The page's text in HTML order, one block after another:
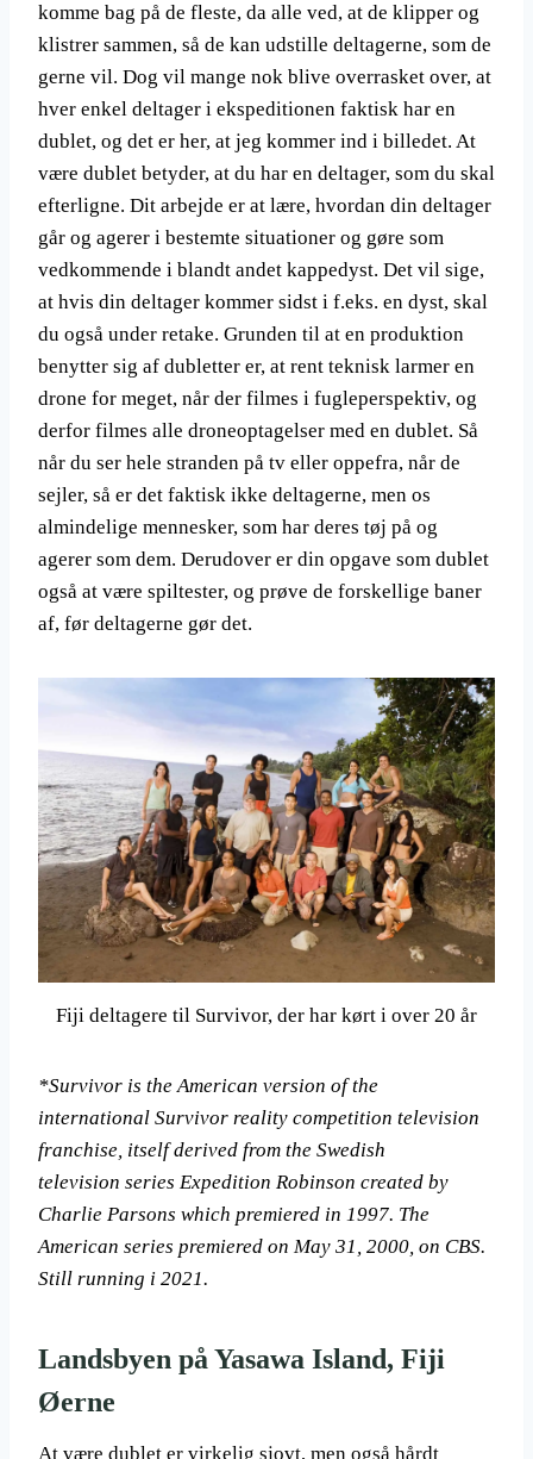
komme bag på de fleste, da alle ved, at de klipper og
klistrer sammen, så de kan udstille deltagerne, som de
gerne vil. Dog vil mange nok blive overrasket over, at
hver enkel deltager i ekspeditionen faktisk har en
dublet, og det er her, at jeg kommer ind i billedet. At
være dublet betyder, at du har en deltager, som du skal
efterligne. Dit arbejde er at lære, hvordan din deltager
går og agerer i bestemte situationer og gøre som
vedkommende i blandt andet kappedyst. Det vil sige,
at hvis din deltager kommer sidst i f.eks. en dyst, skal
du også under retake. Grunden til at en produktion
benytter sig af dubletter er, at rent teknisk larmer en
drone for meget, når der filmes i fugleperspektiv, og
derfor filmes alle droneoptagelser med en dublet. Så
når du ser hele stranden på tv eller oppefra, når de
sejler, så er det faktisk ikke deltagerne, men os
almindelige mennesker, som har deres tøj på og
agerer som dem. Derudover er din opgave som dublet
også at være spiltester, og prøve de forskellige baner
af, før deltagerne gør det.
Fiji deltagere til Survivor, der har kørt i over 20 år
*Survivor is the American version of the
international Survivor reality competition television
franchise, itself derived from the Swedish
television series Expedition Robinson created by
Charlie Parsons which premiered in 1997. The
American series premiered on May 31, 2000, on CBS.
Still running i 2021.
Landsbyen på Yasawa Island, Fiji
Øerne
At være dublet er virkelig sjovt, men også hårdt